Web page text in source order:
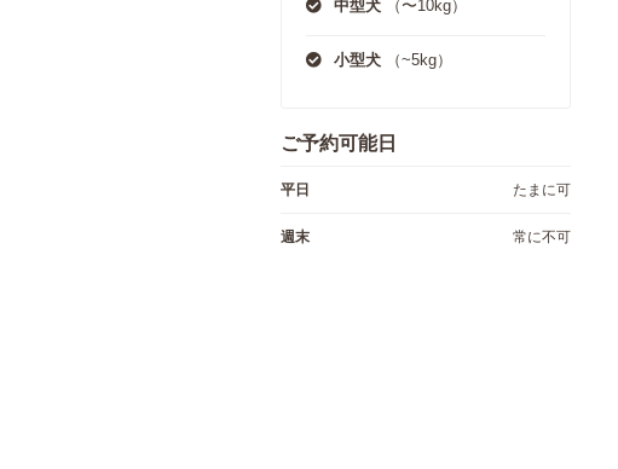
中型犬 （〜10kg）
小型犬 （~5kg）
ご予約可能日
平日 たまに可
週末 常に不可